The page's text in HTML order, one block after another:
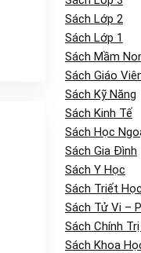
Sách Lớp 2
Sách Lớp 1
Sách Mầm
Sách Giáo
Sách Kỹ Năng
Sách Kinh Tế
Sách Học
Sách Gia Đình
Sách Y Học
Sách Triết Học
Sách Tử Vi –
Sách Chính
Sách Khoa